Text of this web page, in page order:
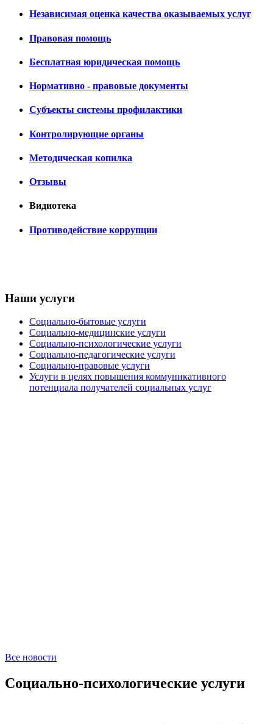
Независимая оценка качества оказываемых услуг
Правовая помощь
Бесплатная юридическая помощь
Нормативно - правовые документы
Субъекты системы профилактики
Контролирующие органы
Методическая копилка
Отзывы
Видиотека
Противодействие коррупции
Наши услуги
Социально-бытовые услуги
Социально-медицинские услуги
Социально-психологические услуги
Социально-педагогические услуги
Социально-правовые услуги
Услуги в целях повышения коммуникативного
потенциала получателей социальных услуг
Все новости
Социально-психологические услуги